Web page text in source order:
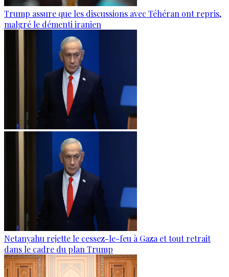
Trump assure que les discussions avec Téhéran ont repris,
malgré le démenti iranien
Netanyahu rejette le cessez-le-feu à Gaza et tout retrait
dans le cadre du plan Trump